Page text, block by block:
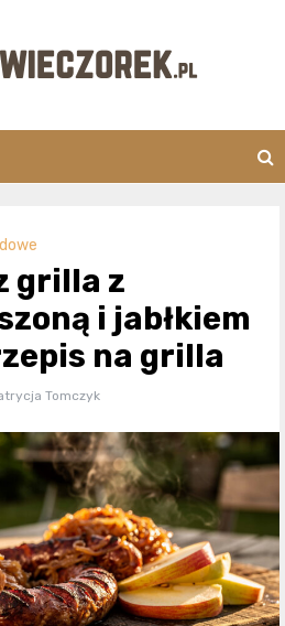
grilla z
i jabłkiem
na grilla
Tomczyk